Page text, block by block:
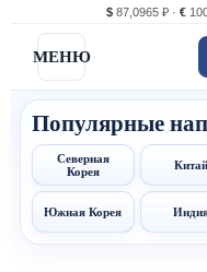
$ 87,0965 ₽ · €
МЕНЮ
Популярные
Северная
Корея
Китай
Южная Корея